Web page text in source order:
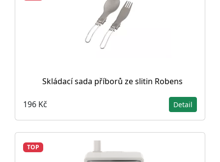
Skládací sada příborů ze slitin Robens
196 Kč Detail
TOP